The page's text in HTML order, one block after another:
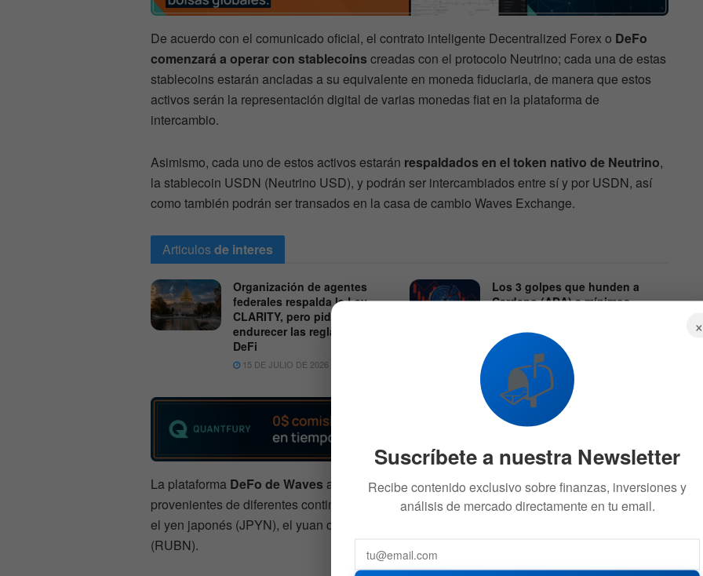
De acuerdo con el comunicado oficial, el contrato inteligente Decentralized Forex o DeFo
comenzará a operar con stablecoins creadas con el protocolo Neutrino; cada una de estas
stablecoins estarán ancladas a su equivalente en moneda fiduciaria, de manera que estos
activos serán la representación digital de varias monedas fiat en la plataforma de
intercambio.
Asimismo, cada uno de estos activos estarán respaldados en el token nativo de Neutrino,
la stablecoin USDN (Neutrino USD), y podrán ser intercambiados entre sí y por USDN, así
como también podrán ser transados en la casa de cambio Waves Exchange.
Articulosde interes
Organización de agentes
federales respalda la Ley
CLARITY, pero pide
endurecer las reglas para
DeFi
15 DE JULIO DE 2026
Los 3 golpes que hunden a
Cardano (ADA) a mínimos
15 DE JUNIO DE 2026
La plataforma DeFo de Waves arrancará con la representación digital de seis monedas fiat
provenientes de diferentes continentes, a saber: la naira nigeriana (NGNN), el euro (EURN),
el yen japonés (JPYN), el yuan chino (CNYN), la hyrvnia ucraniana (UAHN) y el rublo ruso
(RUBN).
×
📬
Suscríbete a nuestra Newsletter
Recibe contenido exclusivo sobre finanzas, inversiones y
análisis de mercado directamente en tu email.